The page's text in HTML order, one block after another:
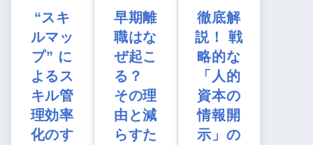
“スキ
ルマッ
プ” に
よるス
キル管
理効率
化のす
早期離
職はな
ぜ起こ
る？
その理
由と減
らすた
徹底解
説！ 戦
略的な
「人的
資本の
情報開
示」の